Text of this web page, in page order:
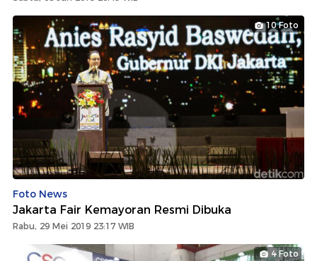
10 Foto
Foto News
Jakarta Fair Kemayoran Resmi Dibuka
Rabu, 29 Mei 2019 23:17 WIB
4 Foto